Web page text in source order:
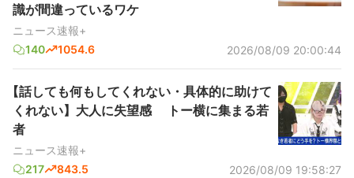
識が間違っているワケ
ニュース速報+
140
1054.6 2026/08/09 20:00:44
【話しても何もしてくれない・具体的に助けて
くれない】大人に失望感 トー横に集まる若
者
ニュース速報+
217
843.5 2026/08/09 19:58:27